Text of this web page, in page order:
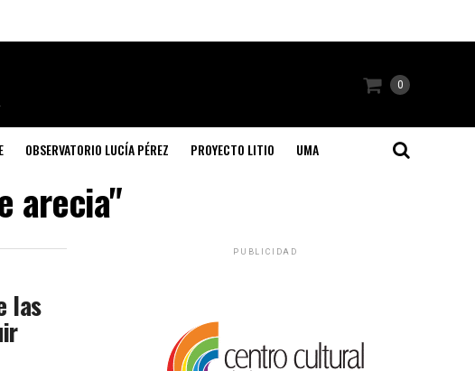
0
OBSERVATORIO LUCÍA PÉREZ PROYECTO LITIO UMA
arecia"
las
PUBLICIDAD